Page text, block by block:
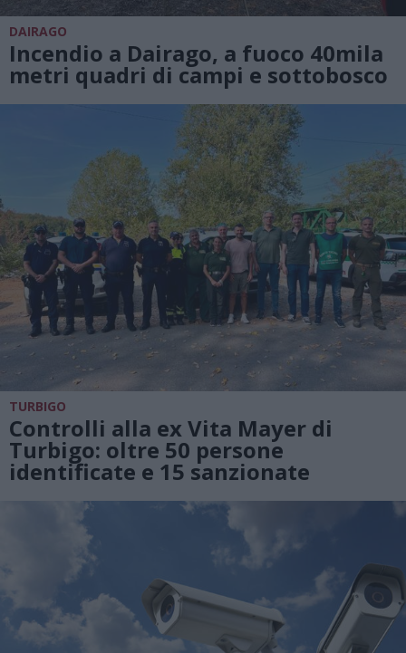
DAIRAGO
Incendio a Dairago, a fuoco 40mila
metri quadri di campi e sottobosco
TURBIGO
Controlli alla ex Vita Mayer di
Turbigo: oltre 50 persone
identificate e 15 sanzionate